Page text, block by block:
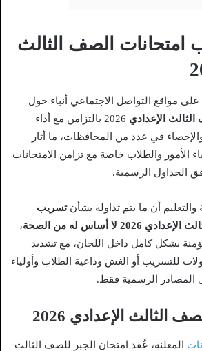
امتحانات الصف الثالث
مواقع التواصل الاجتماعي أنباء حول
الإعدادي
2026 بالتزامن مع أداء
في عدد من المحافظات، ما أثار
الأمور والطلاب خاصة مع تزامن الامتحانات
الجداول الرسمية.
أن ما يتم تداوله بشأنتسريب
لا أساس له من الصحة
،
بشكل كامل داخل اللجان، مع تشديد
للتسريب أو الغش وداعية الطلاب وأولياء
المصادر الرسمية فقط.
الثالث الإعدادي 2026
المعلنة، عُقد امتحان الجبر للصف الثالث